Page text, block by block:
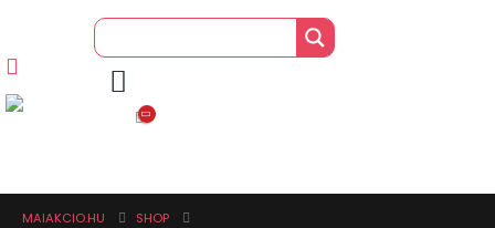
MAIAKCIO.HU
SHOP